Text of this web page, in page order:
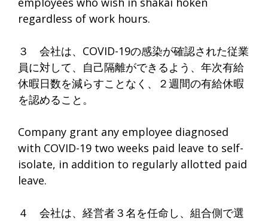
regardless of work hours.
３ 会社は、COVID-19の感染が確認された従業
員に対して、自己隔離ができるよう、年次有給
休暇日数を減らすことなく、２週間の有給休暇
を認めること。
Company grant any employee diagnosed
with COVID-19 two weeks paid leave to self-
isolate, in addition to regularly allotted paid
leave.
４ 会社は、経営者３名を任命し、組合側で選